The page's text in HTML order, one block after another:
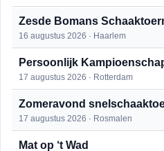
Zesde Bomans
16 augustus 2026 · Haarlem
Persoonlijk
17 augustus 2026 · Rotterdam
Zomeravond
17 augustus 2026 · Rosmalen
Mat op ‘t Wad